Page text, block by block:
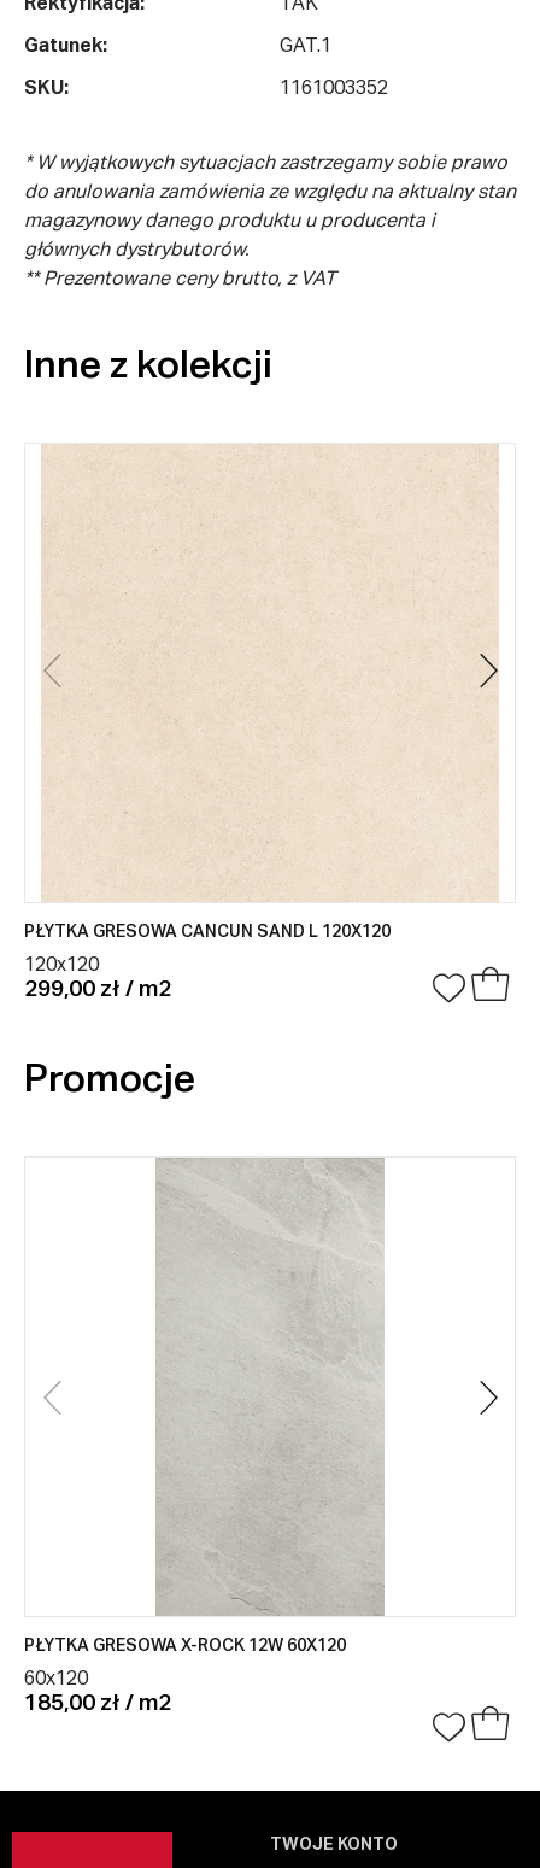
Rektyfikacja: TAK
Gatunek: GAT.1
SKU: 1161003352
* W wyjątkowych sytuacjach zastrzegamy sobie prawo
do anulowania zamówienia ze względu na aktualny stan
magazynowy danego produktu u producenta i
głównych dystrybutorów.
** Prezentowane ceny brutto, z VAT
Inne z kolekcji
PŁYTKA GRESOWA CANCUN SAND L 120X120
120x120
299,00 zł / m2
Promocje
PŁYTKA GRESOWA X-ROCK 12W 60X120
60x120
185,00 zł / m2
TWOJE KONTO